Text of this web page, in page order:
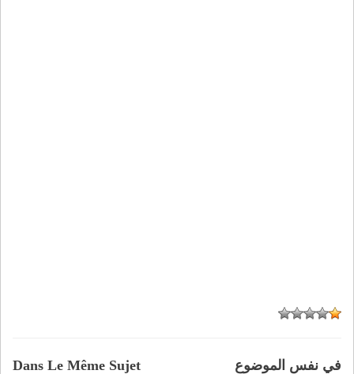
Dans Le Même Sujet في نفس الموضوع